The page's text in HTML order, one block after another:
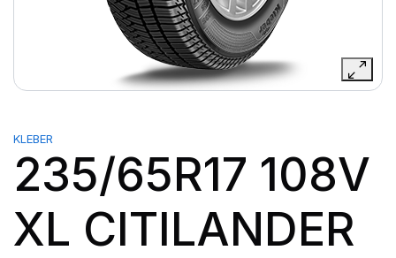
KLEBER
235/65R17 108V
XL CITILANDER